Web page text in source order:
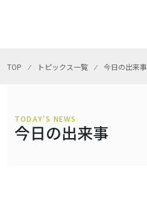
TOP ⁄ トピックス一覧 ⁄ 今日の出来事
TODAY'S NEWS
今日の出来事